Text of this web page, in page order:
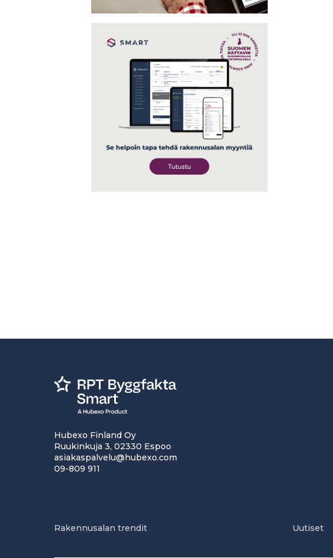
Hubexo Finland Oy
Ruukinkuja 3, 02330 Espoo
asiakaspalvelu@hubexo.com
09-809 911
Rakennusalan trendit Uutiset